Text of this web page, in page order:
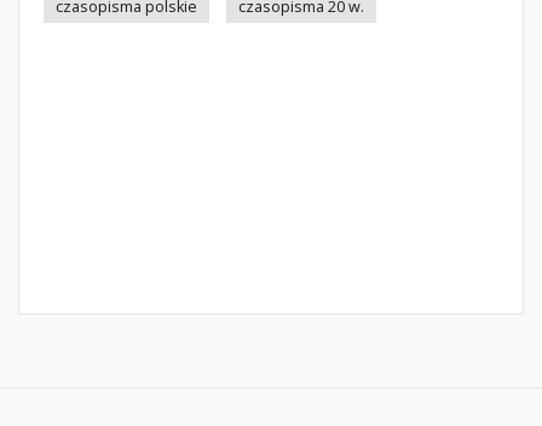
czasopisma polskie
czasopisma 20 w.